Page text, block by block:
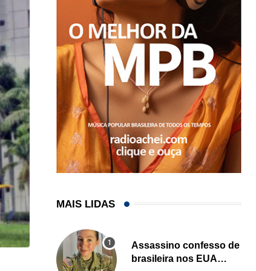
MAIS LIDAS
Assassino confesso de
brasileira nos EUA